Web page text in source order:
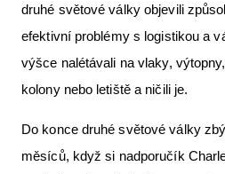
druhé světové války objevili
efektivní problémy s logistikou a
výšce nalétávali na vlaky,
kolony nebo letiště a ničili je.
Do konce druhé světové války
měsíců, když si nadporučík
E-SHOP